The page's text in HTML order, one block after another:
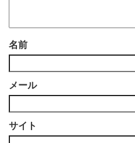
名前
メール
サイト